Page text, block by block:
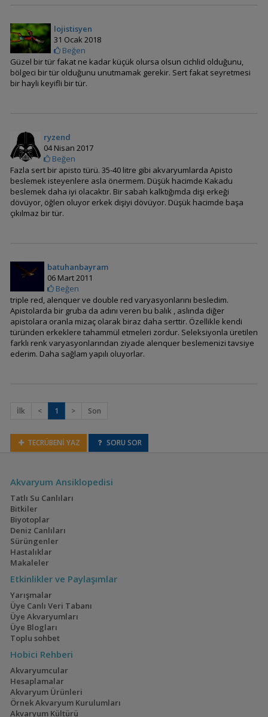
Apistogramma agassizi
Apistogramma
Apistogramma
bitaeniata (Şeritli Cüce
Cichlid)
lojistisyen
31 Ocak 2018
Beğen
Güzel bir tür fakat ne kadar küçük olursa olsun cichlid olduğunu,
bölgeci bir tür olduğunu unutmamak gerekir. Sert fakat seyretmesi
bir hayli keyifli bir tür.
ryzend
04 Nisan 2017
Beğen
Fazla sert bir apisto türü. 35-40 litre gibi akvaryumlarda Apisto
beslemek isteyenlere asla önermem. Düşük hacimde Kakadu
beslemek daha iyi olacaktır. Bir sabah kalktığımda dişi erkeği
dövüyor, öğlen oluyor erkek dişiyi dövüyor. Düşük hacimde başa
çıkılmaz bir tür.
batuhanbayram
06 Mart 2011
Beğen
triple red, alenquer ve double red varyasyonlarını besledim.
Apistolarda bir gruba da adını veren bu balık , aslında diğer
apistolara oranla mizaç olarak biraz daha serttir. Özellikle kendi
türünden erkeklere tahammül etmeleri zordur. Seleksiyonla üretilen
farklı renk varyasyonlarından ziyade alenquer beslemenizi tavsiye
ederim. Daha sağlam yapılı oluyorlar.
İlk < 1 > Son
TECRÜBENİ YAZ SORU SOR
Akvaryum Ansiklopedisi
Tatlı Su Canlıları
Bitkiler
Biyotoplar
Deniz Canlıları
Sürüngenler
Hastalıklar
Makaleler
Etkinlikler ve Paylaşımlar
Yarışmalar
Üye Canlı Veri Tabanı
Üye Akvaryumları
Üye Blogları
Toplu sohbet
Hobici Rehberi
Akvaryumcular
Hesaplamalar
Akvaryum Ürünleri
Örnek Akvaryum Kurulumları
Akvaryum Kültürü